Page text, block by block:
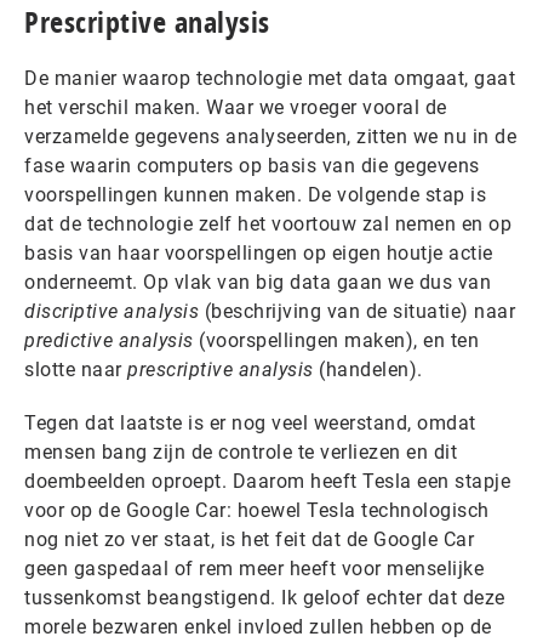
Prescriptive analysis
De manier waarop technologie met data omgaat, gaat
het verschil maken. Waar we vroeger vooral de
verzamelde gegevens analyseerden, zitten we nu in de
fase waarin computers op basis van die gegevens
voorspellingen kunnen maken. De volgende stap is
dat de technologie zelf het voortouw zal nemen en op
basis van haar voorspellingen op eigen houtje actie
onderneemt. Op vlak van big data gaan we dus van
discriptive analysis (beschrijving van de situatie) naar
predictive analysis (voorspellingen maken), en ten
slotte naar prescriptive analysis (handelen).
Tegen dat laatste is er nog veel weerstand, omdat
mensen bang zijn de controle te verliezen en dit
doembeelden oproept. Daarom heeft Tesla een stapje
voor op de Google Car: hoewel Tesla technologisch
nog niet zo ver staat, is het feit dat de Google Car
geen gaspedaal of rem meer heeft voor menselijke
tussenkomst beangstigend. Ik geloof echter dat deze
morele bezwaren enkel invloed zullen hebben op de